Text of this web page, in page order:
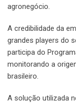
agronegócio.
A credibilidade da
grandes players do
participa do
monitorando a
brasileiro.
A solução utilizada